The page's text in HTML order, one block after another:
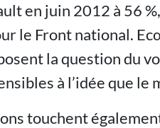
en juin 2012 à 56
le Front national.
la question du
à l’idée que
touchent